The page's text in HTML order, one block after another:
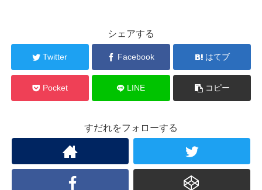
シェアする
Twitter Facebook はてブ
Pocket LINE コピー
すだれをフォローする